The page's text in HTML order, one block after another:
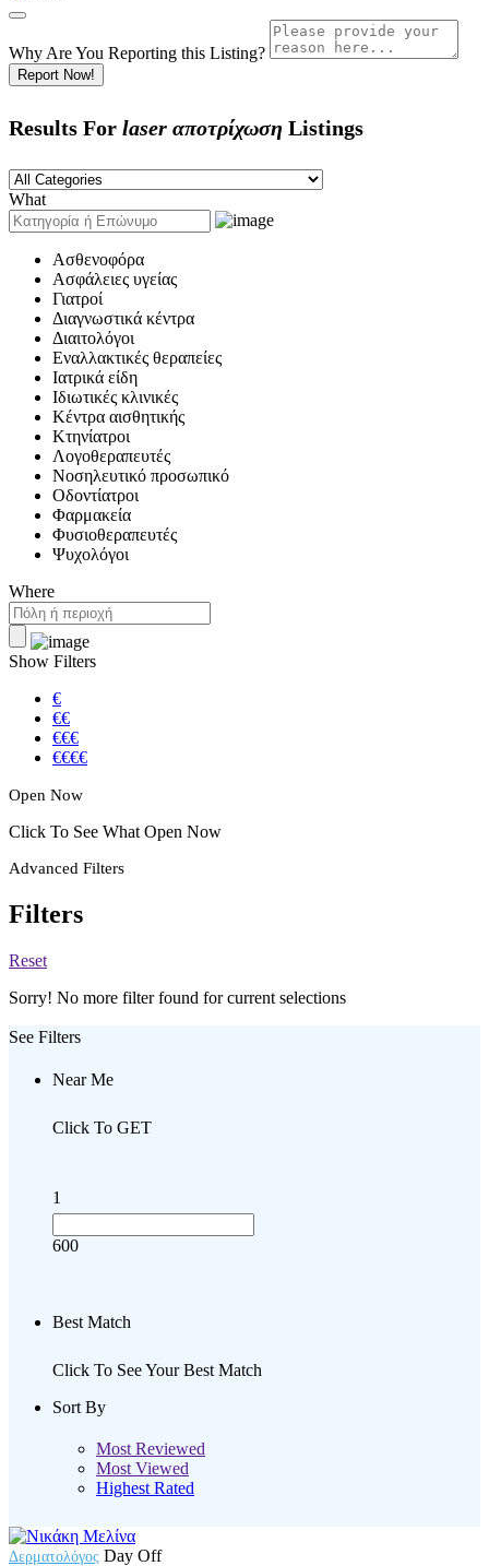
Why Are You Reporting this Listing?
Report Now!
Results For laser αποτρίχωση Listings
What
Ασθενοφόρα
Ασφάλειες υγείας
Γιατροί
Διαγνωστικά κέντρα
Διαιτολόγοι
Εναλλακτικές θεραπείες
Ιατρικά είδη
Ιδιωτικές κλινικές
Κέντρα αισθητικής
Κτηνίατροι
Λογοθεραπευτές
Νοσηλευτικό προσωπικό
Οδοντίατροι
Φαρμακεία
Φυσιοθεραπευτές
Ψυχολόγοι
Where
Show Filters
€
€€
€€€
€€€€
Open Now
Click To See What Open Now
Advanced Filters
Filters
Reset
Sorry! No more filter found for current selections
See Filters
Near Me
Click To GET
1
600
Best Match
Click To See Your Best Match
Sort By
Most Reviewed
Most Viewed
Highest Rated
Δερματολόγος Day Off